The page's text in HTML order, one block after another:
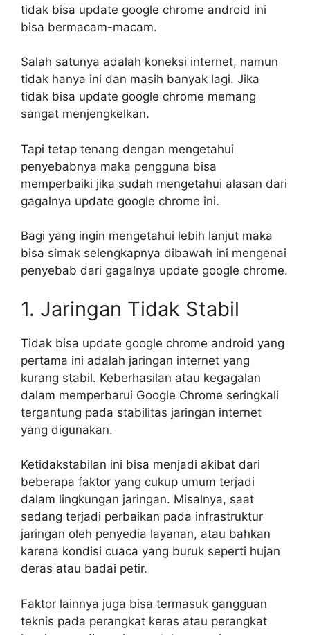
tidak bisa update google chrome android ini
bisa bermacam-macam.
Salah satunya adalah koneksi internet, namun
tidak hanya ini dan masih banyak lagi. Jika
tidak bisa update google chrome memang
sangat menjengkelkan.
Tapi tetap tenang dengan mengetahui
penyebabnya maka pengguna bisa
memperbaiki jika sudah mengetahui alasan dari
gagalnya update google chrome ini.
Bagi yang ingin mengetahui lebih lanjut maka
bisa simak selengkapnya dibawah ini mengenai
penyebab dari gagalnya update google chrome.
1. Jaringan Tidak Stabil
Tidak bisa update google chrome android yang
pertama ini adalah jaringan internet yang
kurang stabil. Keberhasilan atau kegagalan
dalam memperbarui Google Chrome seringkali
tergantung pada stabilitas jaringan internet
yang digunakan.
Ketidakstabilan ini bisa menjadi akibat dari
beberapa faktor yang cukup umum terjadi
dalam lingkungan jaringan. Misalnya, saat
sedang terjadi perbaikan pada infrastruktur
jaringan oleh penyedia layanan, atau bahkan
karena kondisi cuaca yang buruk seperti hujan
deras atau badai petir.
Faktor lainnya juga bisa termasuk gangguan
teknis pada perangkat keras atau perangkat